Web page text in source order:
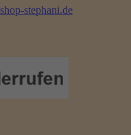
stephani.de